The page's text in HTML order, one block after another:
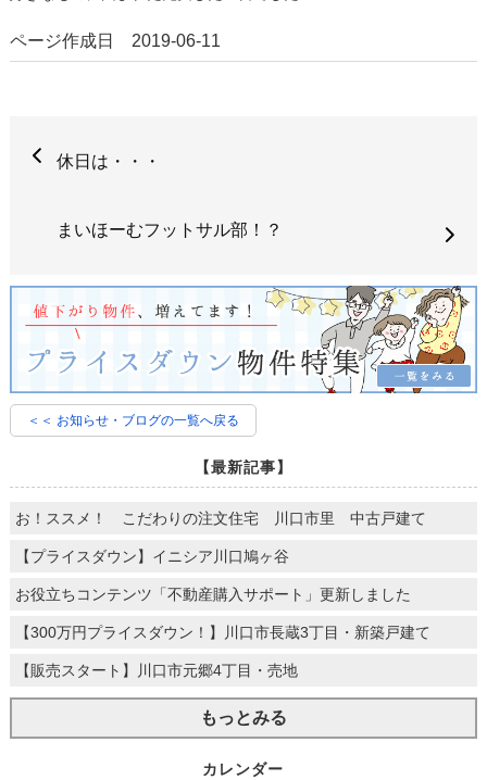
ページ作成日 2019-06-11
休日は・・・
まいほーむフットサル部！？
＜＜ お知らせ・ブログの一覧へ戻る
【最新記事】
お！ススメ！ こだわりの注文住宅 川口市里 中古戸建て
【プライスダウン】イニシア川口鳩ヶ谷
お役立ちコンテンツ「不動産購入サポート」更新しました
【300万円プライスダウン！】川口市長蔵3丁目・新築戸建て
【販売スタート】川口市元郷4丁目・売地
もっとみる
カレンダー